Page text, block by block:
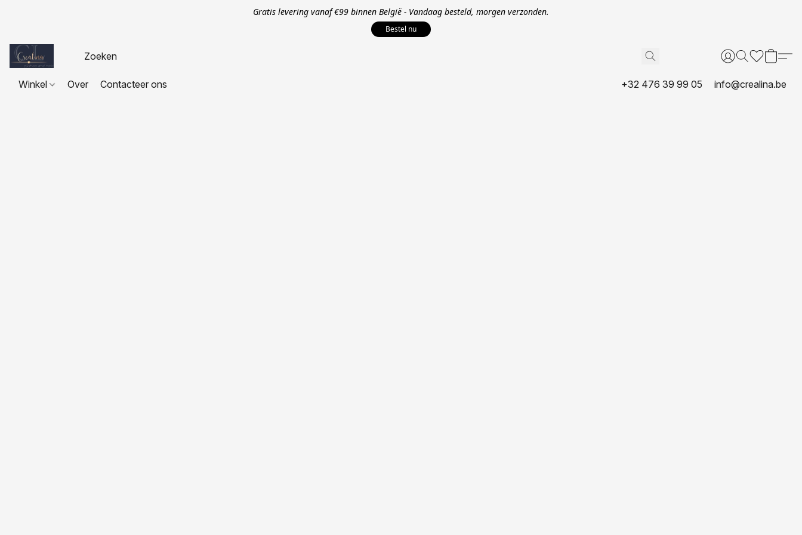
Gratis levering vanaf €99 binnen België - Vandaag besteld, morgen verzonden.
Bestel nu
Winkel Over Contacteer ons +32 476 39 99 05 info@crealina.be